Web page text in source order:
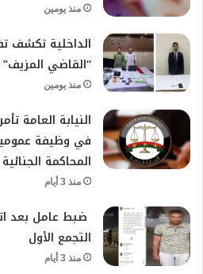
منذ يومين
الداخلية تكشف
“القاضي المزيف”
منذ يومين
النيابة العامة
في وظيفة
المحاكمة
منذ 3 أيام
ضبط عامل بعد
التجمع الأول
منذ 3 أيام